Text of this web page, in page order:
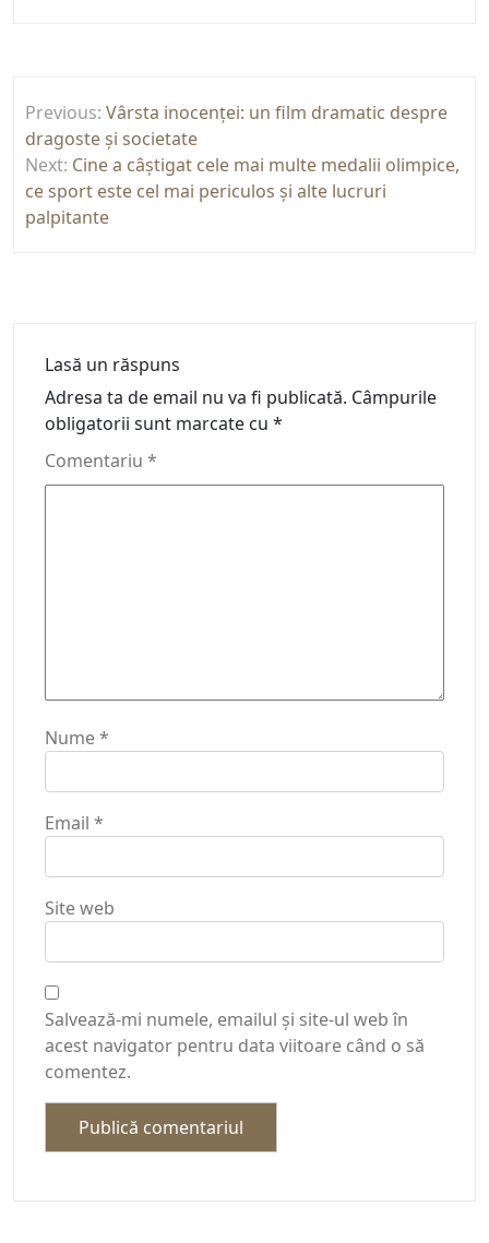
în
articole
Previous: Vârsta inocenței: un film dramatic despre
dragoste și societate
Next: Cine a câștigat cele mai multe medalii olimpice,
ce sport este cel mai periculos și alte lucruri
palpitante
Lasă un răspuns
Adresa ta de email nu va fi publicată. Câmpurile
obligatorii sunt marcate cu *
Comentariu *
Nume*
Email *
Site web
Salvează-mi numele, emailul și site-ul web în
acest navigator pentru data viitoare când o să
comentez.